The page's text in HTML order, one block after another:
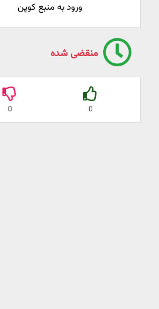
ورود به منبع کوپن
منقضی شده
0
0